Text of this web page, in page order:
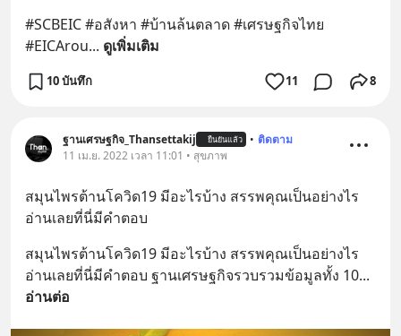
#SCBEIC #อสังหา #บ้านล้นตลาด #เศรษฐกิจไทย
#EICArou... ดูเพิ่มเติม
10 บันทึก 11 8
ฐานเศรษฐกิจ_Thansettakij ยืนยันแล้ว • ติดตาม
11 เม.ย. 2022 เวลา 11:01 • สุขภาพ
สมุนไพรต้านโควิด19 มีอะไรบ้าง สรรพคุณเป็นอย่างไร
อ่านเลยที่นี่มีคำตอบ
สมุนไพรต้านโควิด19 มีอะไรบ้าง สรรพคุณเป็นอย่างไร
อ่านเลยที่นี่มีคำตอบ ฐานเศรษฐกิจรวบรวมข้อมูลทั้ง 10
อ่านต่อ